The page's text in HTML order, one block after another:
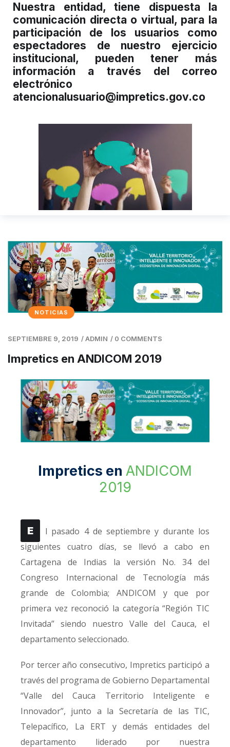
Nuestra entidad, tiene dispuesta la
comunicación directa o virtual, para la
participación de los usuarios como
espectadores de nuestro ejercicio
institucional, pueden tener más
información a través del correo
electrónico
atencionalusuario@impretics.gov.co
NOTICIAS
SEPTIEMBRE 9, 2019 /ADMIN / 0 COMMENTS
Impretics en ANDICOM 2019
Impretics en ANDICOM
2019
E
l pasado 4 de septiembre y durante los
siguientes cuatro días, se llevó a cabo en
Cartagena de Indias la versión No. 34 del
Congreso Internacional de Tecnología más
grande de Colombia; ANDICOM y que por
primera vez reconoció la categoría “Región TIC
Invitada” siendo nuestro Valle del Cauca, el
departamento seleccionado.
Por tercer año consecutivo, Impretics participó a
través del programa de Gobierno Departamental
“Valle del Cauca Territorio Inteligente e
Innovador”, junto a la Secretaría de las TIC,
Telepacífico, La ERT y demás entidades del
departamento liderado por nuestra